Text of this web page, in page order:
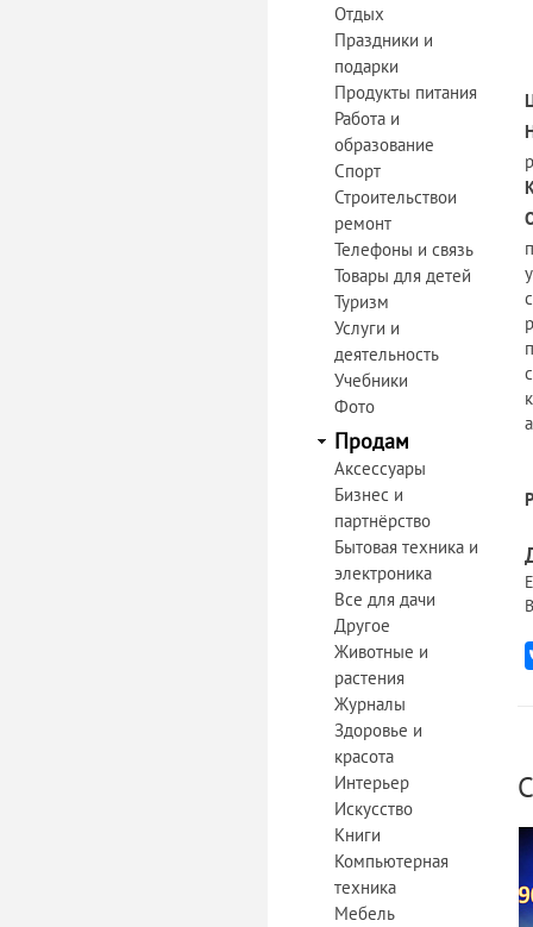
Отдых
Праздники и
подарки
Продукты питания
Работа и
образование
Спорт
Строительствои
ремонт
Телефоны и связь
Товары для детей
Туризм
Услуги и
деятельность
Учебники
Фото
Продам
Аксессуары
Бизнес и
партнёрство
Бытовая техника и
электроника
Все для дачи
Другое
Животные и
растения
Журналы
Здоровье и
красота
Интерьер
Искусство
Книги
Компьютерная
техника
Мебель